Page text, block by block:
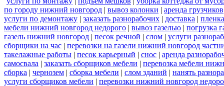
по городу нижний новгород | вывоз колонки | аренда грузчиков
услуги по демонтажу | заказать разнорабочих | доставка | пленка
мебели нижний новгород недорого | вывоз газелью | погрузка
газель нижний новгород | песок речной | слом | услуги
сборщики на час | перевозки на газели нижний новгород
такелажные работы | песок карьерный | снос | аренда
самосвала | заказать сборщиков мебели | перевозка мебели
сборка | чернозем | сборка мебели | слом зданий | нанять
услуги сборщиков мебели | перевозки нижний новгород